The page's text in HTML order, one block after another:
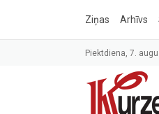
Ziņas Arhīvs
Piektdiena, 7.